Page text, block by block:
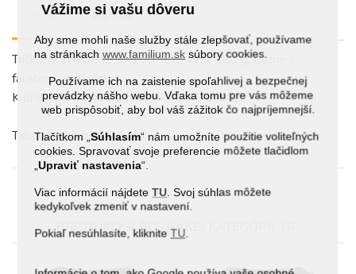
Vážime si vašu dôveru
Aby sme mohli naše služby stále zlepšovať, používame
na stránkachwww.familium.sk súbory cookies.
Používame ich na zaistenie spoľahlivej a bezpečnej
prevádzky nášho webu. Vďaka tomu pre vás môžeme
web prispôsobiť, aby bol váš zážitok čo najpríjemnejší.
Tlačítkom „Súhlasím“ nám umožníte použitie voliteľných
cookies. Spravovať svoje preferencie môžete tlačidlom
„Upraviť nastavenia“.
Viac informácií nájdete TU . Svoj súhlas môžete
kedykoľvek zmeniť v nastavení.
Pokiaľ nesúhlasíte, klikniteTU.
Popis Prehľad
Tričko je vyrobené zo 100 % bavlny, 150 g, čierne s
farebnou potlačou.
K dispozícii vo veľkostiach M, L, XL a XXL.
Tabuľka veľkostíTU
PRODUKTY V ROVNAKEJ KATEGÓRII: 16